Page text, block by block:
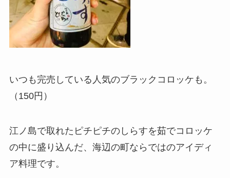
いつも完売している人気のブラックコロッケも。
（150円）
江ノ島で取れたピチピチのしらすを茹でコロッケ
の中に盛り込んだ、海辺の町ならではのアイディ
ア料理です。